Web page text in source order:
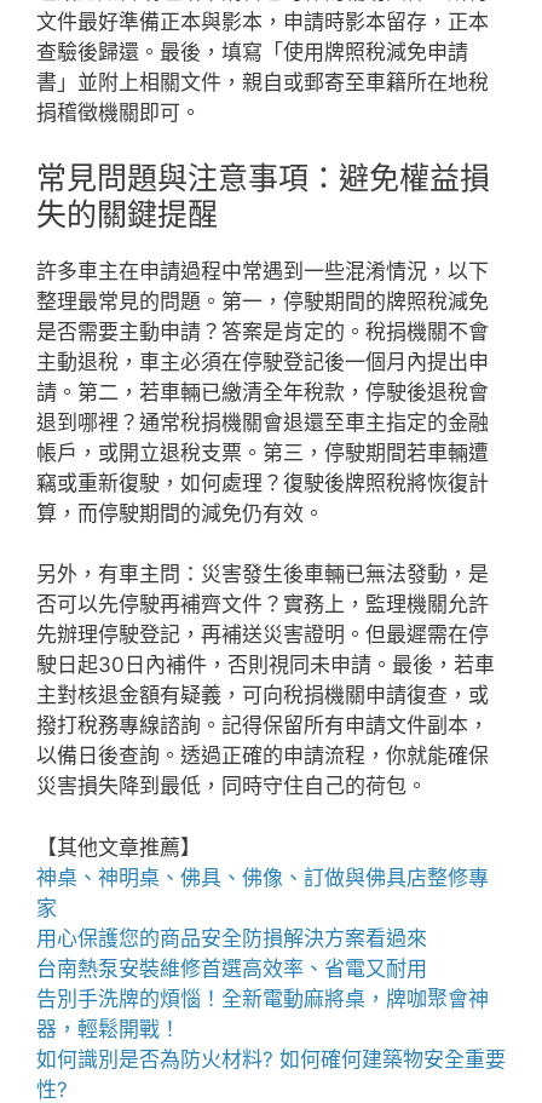
文件最好準備正本與影本，申請時影本留存，正本
查驗後歸還。最後，填寫「使用牌照稅減免申請
書」並附上相關文件，親自或郵寄至車籍所在地稅
捐稽徵機關即可。
常見問題與注意事項：避免權益損
失的關鍵提醒
許多車主在申請過程中常遇到一些混淆情況，以下
整理最常見的問題。第一，停駛期間的牌照稅減免
是否需要主動申請？答案是肯定的。稅捐機關不會
主動退稅，車主必須在停駛登記後一個月內提出申
請。第二，若車輛已繳清全年稅款，停駛後退稅會
退到哪裡？通常稅捐機關會退還至車主指定的金融
帳戶，或開立退稅支票。第三，停駛期間若車輛遭
竊或重新復駛，如何處理？復駛後牌照稅將恢復計
算，而停駛期間的減免仍有效。
另外，有車主問：災害發生後車輛已無法發動，是
否可以先停駛再補齊文件？實務上，監理機關允許
先辦理停駛登記，再補送災害證明。但最遲需在停
駛日起30日內補件，否則視同未申請。最後，若車
主對核退金額有疑義，可向稅捐機關申請復查，或
撥打稅務專線諮詢。記得保留所有申請文件副本，
以備日後查詢。透過正確的申請流程，你就能確保
災害損失降到最低，同時守住自己的荷包。
【其他文章推薦】
神桌、 神明桌 、 佛具 、佛像、訂做與佛具店整修專
家
用心保護您的商品安全防損解決方案看過來
台南熱泵安裝維修首選高效率、省電又耐用
告別手洗牌的煩惱！全新電動麻將桌 ，牌咖聚會神
器，輕鬆開戰！
如何識別是否為防火材料? 如何確何建築物安全重要
性?